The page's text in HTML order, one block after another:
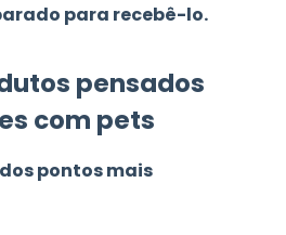
para recebê-lo.
pensados
com pets
pontos mais